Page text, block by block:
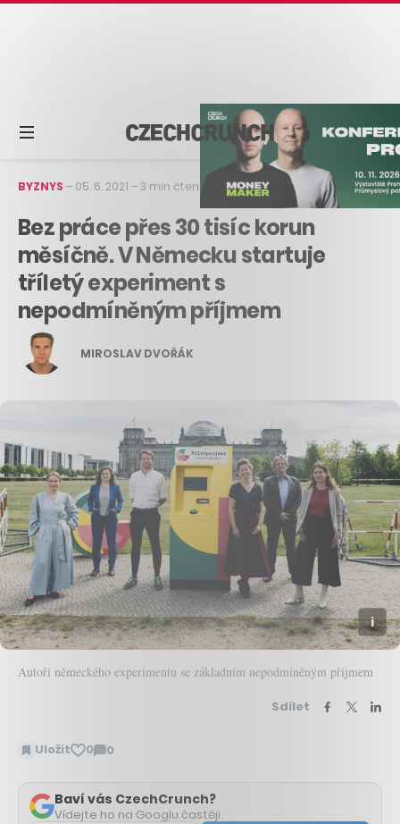
BYZNYS – 05. 6. 2021 –3 min čtení
Bez práce přes 30 tisíc korun
měsíčně. V Německu startuje
tříletý experiment s
nepodmíněným příjmem
MIROSLAV DVOŘÁK
Autoři německého experimentu se základním nepodmíněným příjmem
Sdílet
Uložit 0 0
Zobrazit
Baví vás CzechCrunch?
Vídejte ho na Googlu častěji.